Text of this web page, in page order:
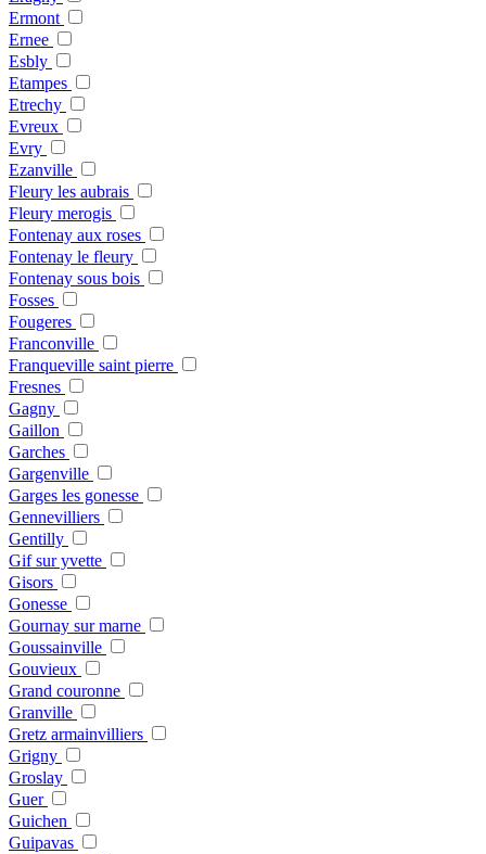
Ermont
Ernee
Esbly
Etampes
Etrechy
Evreux
Evry
Ezanville
Fleury les aubrais
Fleury merogis
Fontenay aux roses
Fontenay le fleury
Fontenay sous bois
Fosses
Fougeres
Franconville
Franqueville saint pierre
Fresnes
Gagny
Gaillon
Garches
Gargenville
Garges les gonesse
Gennevilliers
Gentilly
Gif sur yvette
Gisors
Gonesse
Gournay sur marne
Goussainville
Gouvieux
Grand couronne
Granville
Gretz armainvilliers
Grigny
Groslay
Guer
Guichen
Guipavas